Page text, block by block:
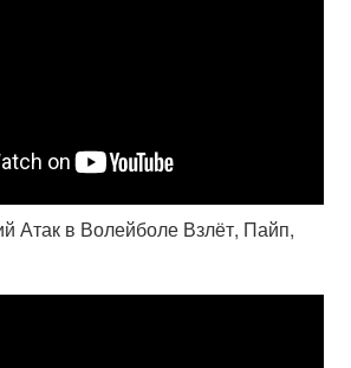
Атак в Волейболе Взлёт, Пайп,